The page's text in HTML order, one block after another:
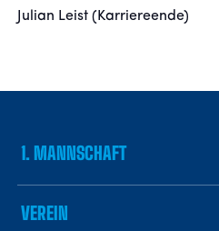
Julian Leist (Karriereende)
1. MANNSCHAFT
VEREIN